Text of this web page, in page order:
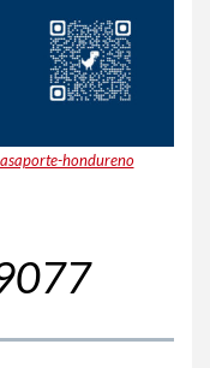
hondureno